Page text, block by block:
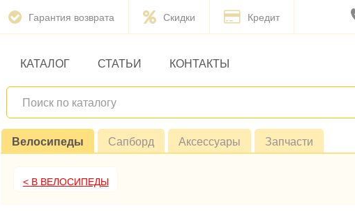
Гарантия возврата Скидки Кредит
КАТАЛОГ СТАТЬИ КОНТАКТЫ
Велосипеды Сапборд Аксессуары Запчасти
< В ВЕЛОСИПЕДЫ